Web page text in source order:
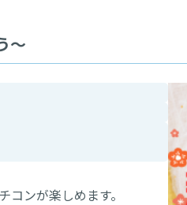
～
コンが楽しめます。